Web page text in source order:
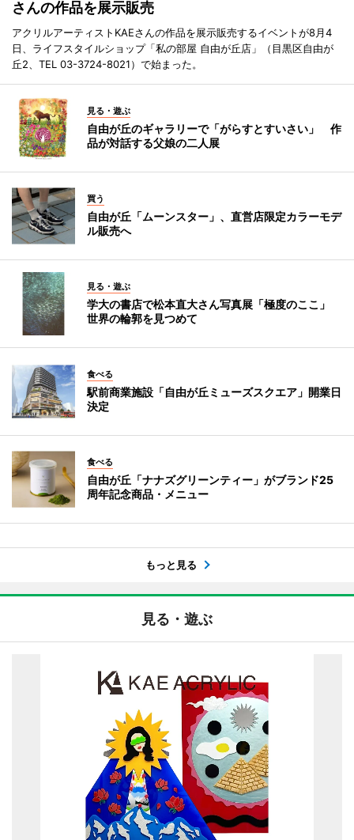
さんの作品を展示販売
アクリルアーティストKAEさんの作品を展示販売するイベントが8月4
日、ライフスタイルショップ「私の部屋 自由が丘店」（目黒区自由が
丘2、TEL 03-3724-8021）で始まった。
見る・遊ぶ
自由が丘のギャラリーで「がらすとすいさい」 作
品が対話する父娘の二人展
買う
自由が丘「ムーンスター」、直営店限定カラーモデ
ル販売へ
見る・遊ぶ
学大の書店で松本直大さん写真展「極度のここ」
世界の輪郭を見つめて
食べる
駅前商業施設「自由が丘ミューズスクエア」開業日
決定
食べる
自由が丘「ナナズグリーンティー」がブランド25
周年記念商品・メニュー
もっと見る
見る・遊ぶ